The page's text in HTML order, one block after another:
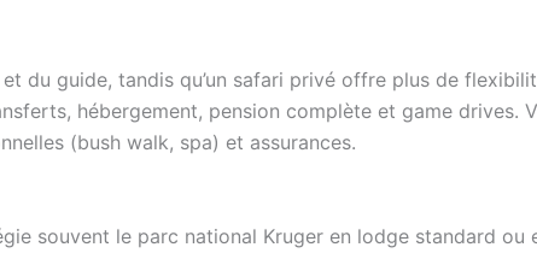
du guide, tandis qu’un safari privé offre plus de
hébergement, pension complète et game drives.
(bush walk, spa) et assurances.
souvent le parc national Kruger en lodge standard